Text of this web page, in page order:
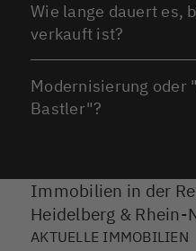
Wie lange dauert es,
verkauft ist?
Modernisierung oder
Bastler"?
Immobilien in der
Heidelberg & Rhein-
AKTUELLE IMMOBILIEN